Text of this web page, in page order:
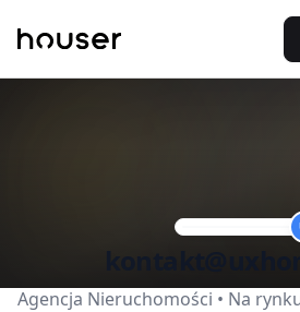
Agencja Nieruchomości • Na